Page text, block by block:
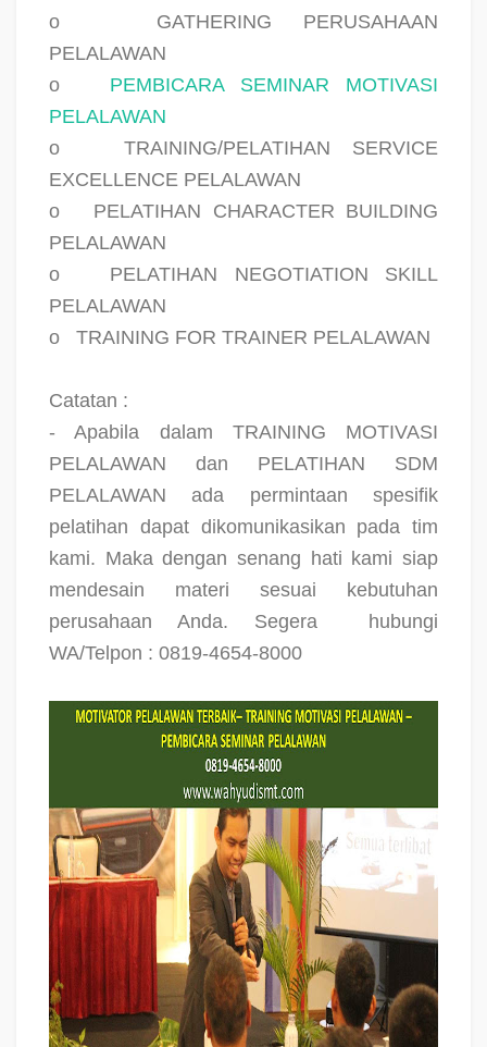
o
GATHERING PERUSAHAAN
PELALAWAN
o
PEMBICARA SEMINAR MOTIVASI
PELALAWAN
o
TRAINING/PELATIHAN SERVICE
EXCELLENCE PELALAWAN
o
PELATIHAN CHARACTER BUILDING
PELALAWAN
o
PELATIHAN NEGOTIATION SKILL
PELALAWAN
o
TRAINING FOR TRAINER PELALAWAN
Catatan :
- Apabila dalam TRAINING MOTIVASI
PELALAWAN dan PELATIHAN SDM
PELALAWAN ada permintaan spesifik
pelatihan dapat dikomunikasikan pada tim
kami. Maka dengan senang hati kami siap
mendesain materi sesuai kebutuhan
perusahaan Anda. Segera
hubungi
WA/Telpon : 0819-4654-8000